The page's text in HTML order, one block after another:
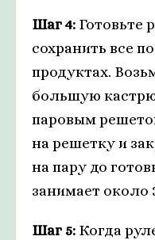
Шаг 4: Готовьте
сохранить все
продуктах.
большую
паровым
на решетку и
на пару до
занимает около
Шаг 5: Когда